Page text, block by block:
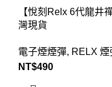
【悅刻Relx 6代龍井
灣現貨
電子煙煙彈, RELX 煙
NT$490